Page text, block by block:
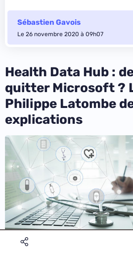
Sébastien Gavois
Le 26 novembre 2020 à 09h07
Health Data Hub :
quitter Microsoft ?
Philippe Latombe
explications